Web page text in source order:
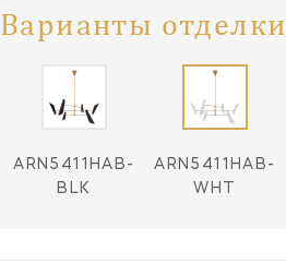
Варианты
ARN5411HAB-
BLK
ARN5411HAB-
WHT